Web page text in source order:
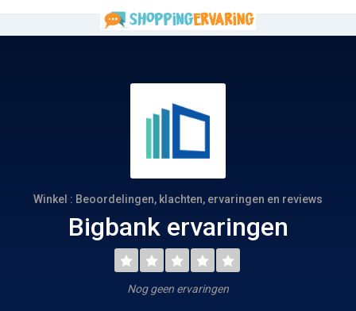
Winkel : Beoordelingen, klachten, ervaringen en reviews
Bigbank ervaringen
Nog geen ervaringen